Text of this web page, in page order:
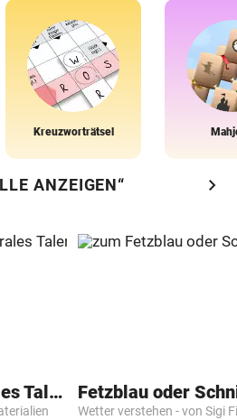
Kreuzworträtsel
ANZEIGEN“ chevron_right
DKT - Klimaneutrales Talent Fetzblau oder
Wetter verstehen - von Sigi